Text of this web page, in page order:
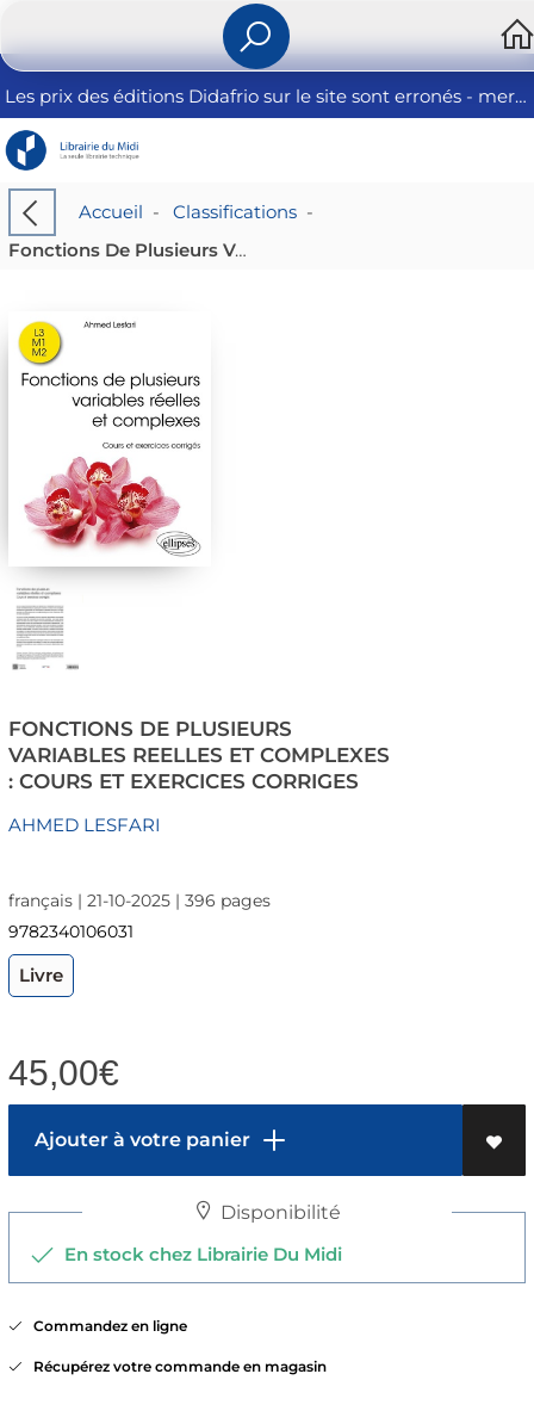
Les prix des éditions Didafrio sur le site sont erronés - merci de nous contacter
Accueil - Classifications-
Fonctions De Plusieurs Variables Reelles Et Complexes : Cours Et Exercices Corriges
FONCTIONS DE PLUSIEURS
VARIABLES REELLES ET COMPLEXES
: COURS ET EXERCICES CORRIGES
AHMED LESFARI
français | 21-10-2025 | 396 pages
9782340106031
Livre
45,00€
Ajouter à votre panier
Disponibilité
En stock chez Librairie Du Midi
Commandez en ligne
Récupérez votre commande en magasin